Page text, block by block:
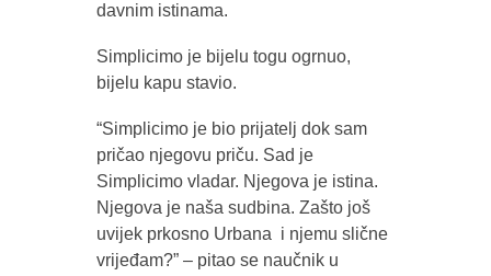
davnim istinama.
Simplicimo je bijelu togu ogrnuo,
bijelu kapu stavio.
“Simplicimo je bio prijatelj dok sam
pričao njegovu priču. Sad je
Simplicimo vladar. Njegova je istina.
Njegova je naša sudbina. Zašto još
uvijek prkosno Urbana i njemu slične
vrijeđam?” – pitao se naučnik u